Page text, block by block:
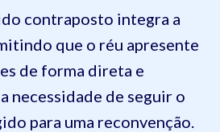
contraposto integra a
que o réu apresente
de forma direta e
necessidade de seguir o
para uma reconvenção.